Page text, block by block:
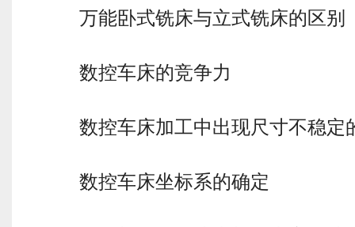
万能卧式铣床与立式铣床的区别
数控车床的竞争力
数控车床加工中出现尺寸不稳
数控车床坐标系的确定